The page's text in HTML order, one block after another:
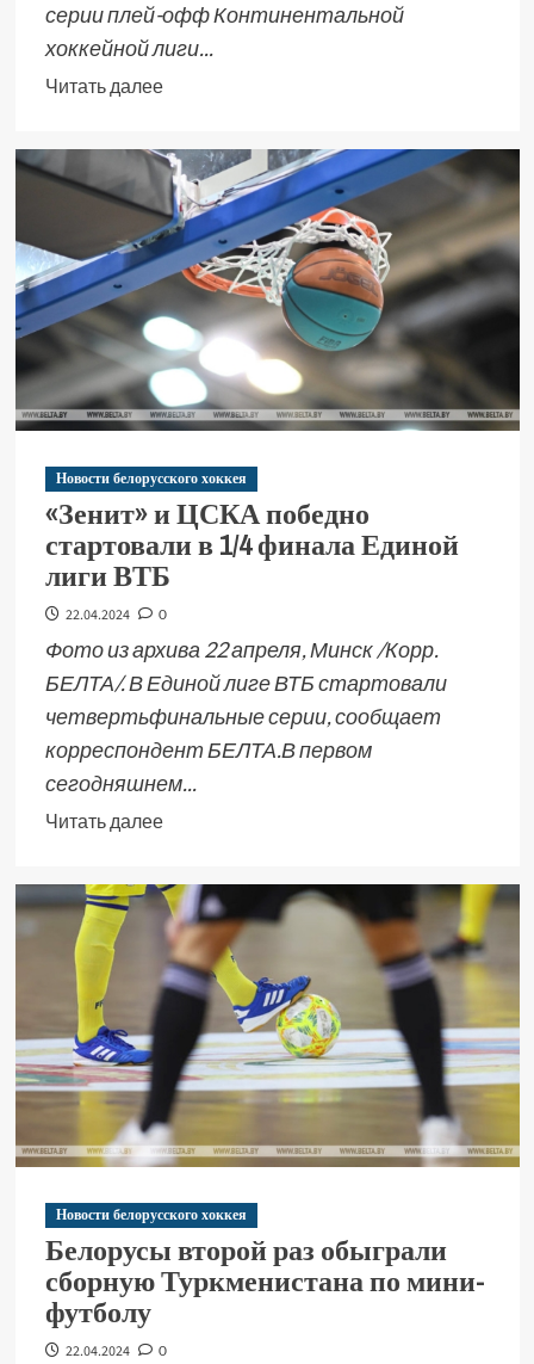
серии плей-офф Континентальной
хоккейной лиги...
Читать далее
Новости белорусского хоккея
«Зенит» и ЦСКА победно
стартовали в 1/4 финала Единой
лиги ВТБ
22.04.2024 0
Фото из архива 22 апреля, Минск /Корр.
БЕЛТА/. В Единой лиге ВТБ стартовали
четвертьфинальные серии, сообщает
корреспондент БЕЛТА.В первом
сегодняшнем...
Читать далее
Новости белорусского хоккея
Белорусы второй раз обыграли
сборную Туркменистана по мини-
футболу
22.04.2024 0